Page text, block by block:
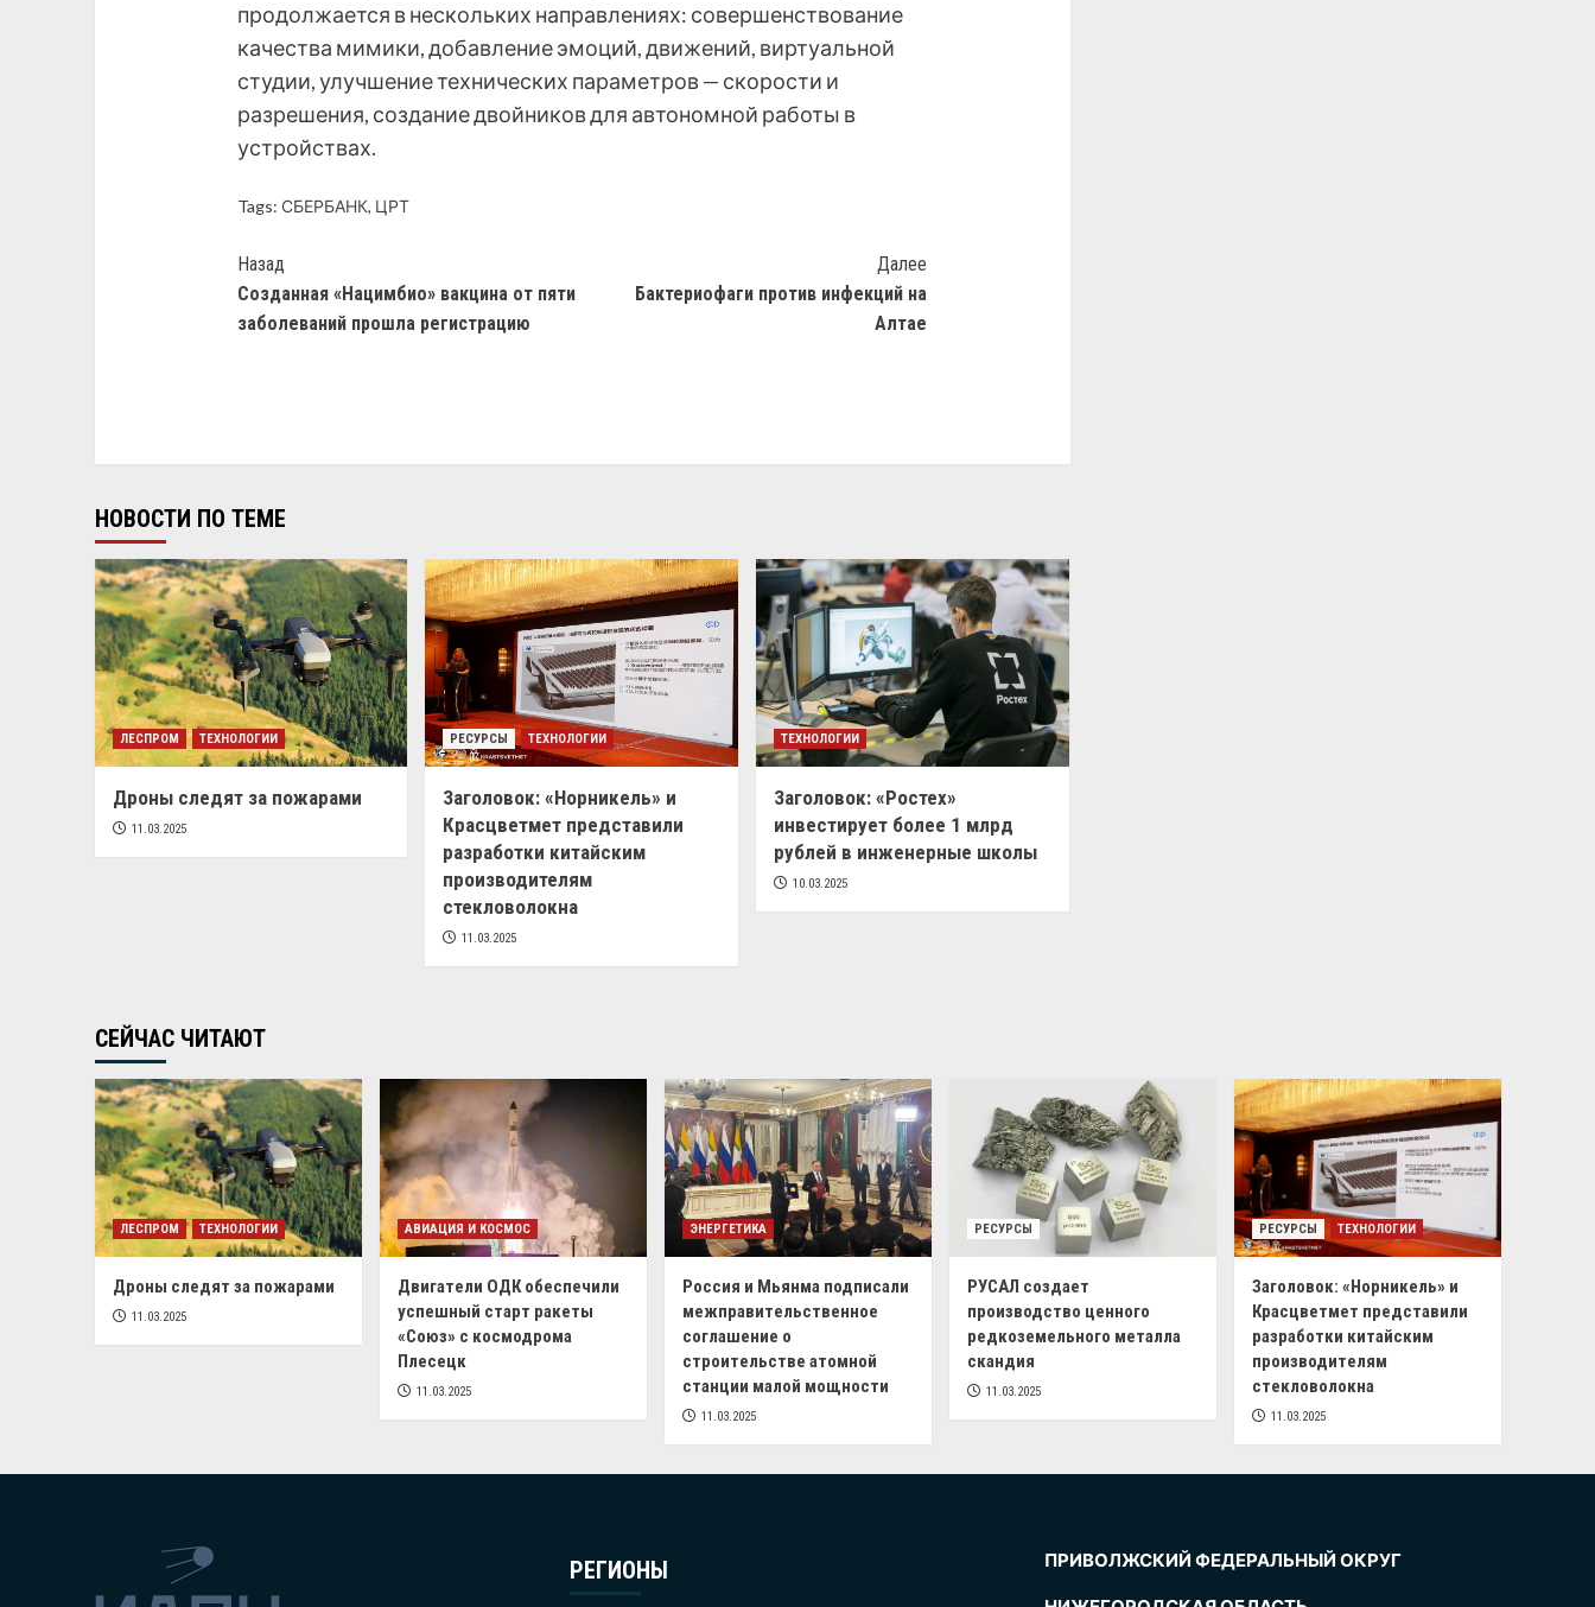
продолжается в нескольких направлениях: совершенствование
качества мимики, добавление эмоций, движений, виртуальной
студии, улучшение технических параметров — скорости и
разрешения, создание двойников для автономной работы в
устройствах.
Tags: СБЕРБАНК, ЦРТ
Назад
Созданная «Нацимбио» вакцина от пяти
заболеваний прошла регистрацию
Далее
Бактериофаги против инфекций на
Алтае
НОВОСТИ ПО ТЕМЕ
ЛЕСПРОМ ТЕХНОЛОГИИ
Дроны следят за пожарами
11.03.2025
РЕСУРСЫ ТЕХНОЛОГИИ
Заголовок: «Норникель» и
Красцветмет представили
разработки китайским
производителям
стекловолокна
11.03.2025
ТЕХНОЛОГИИ
Заголовок: «Ростех»
инвестирует более 1 млрд
рублей в инженерные школы
10.03.2025
СЕЙЧАС ЧИТАЮТ
ЛЕСПРОМ ТЕХНОЛОГИИ
Дроны следят за пожарами
11.03.2025
АВИАЦИЯ И КОСМОС
Двигатели ОДК обеспечили
успешный старт ракеты
«Союз» с космодрома
Плесецк
11.03.2025
ЭНЕРГЕТИКА
Россия и Мьянма подписали
межправительственное
соглашение о
строительстве атомной
станции малой мощности
11.03.2025
РЕСУРСЫ
РУСАЛ создает
производство ценного
редкоземельного металла
скандия
11.03.2025
РЕСУРСЫ ТЕХНОЛОГИИ
Заголовок: «Норникель» и
Красцветмет представили
разработки китайским
производителям
стекловолокна
11.03.2025
РЕГИОНЫ ПРИВОЛЖСКИЙ ФЕДЕРАЛЬНЫЙ ОКРУГ